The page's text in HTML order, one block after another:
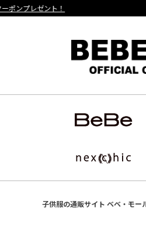
子供服の通販サイト ベベ・モー